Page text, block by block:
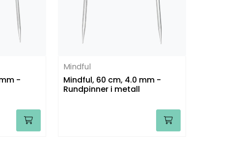
Mindful
Mindful, 60 cm, 4.0 mm -
Rundpinner i metall